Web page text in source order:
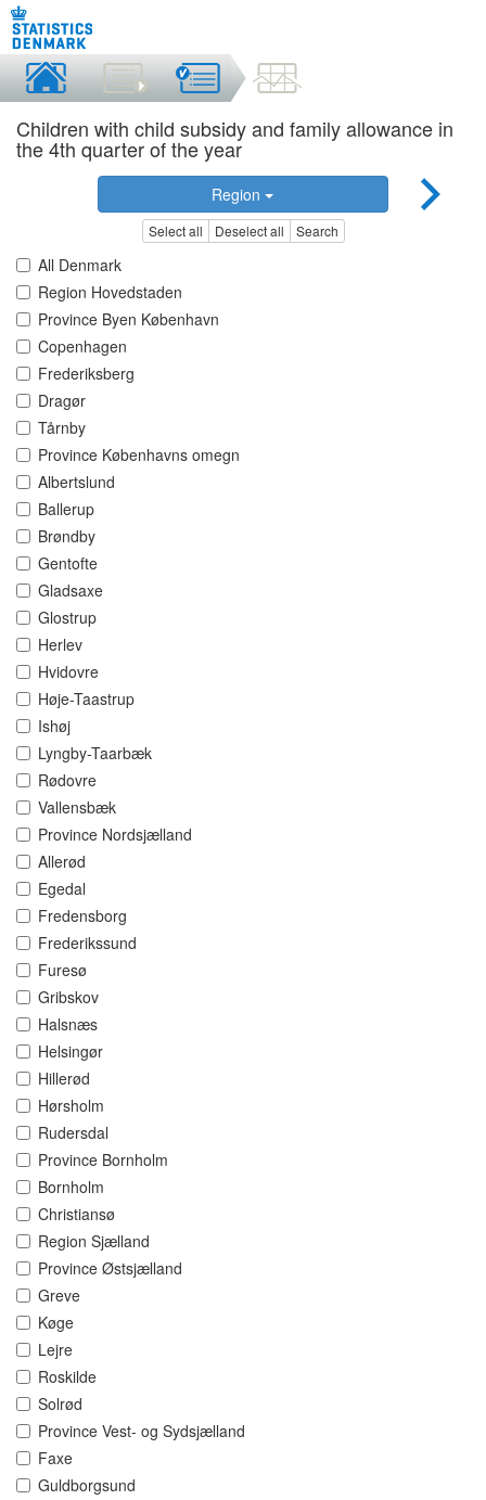
Children with child subsidy and family allowance in
the 4th quarter of the year
Region
Select all Deselect all Search
All Denmark
Region Hovedstaden
Province Byen København
Copenhagen
Frederiksberg
Dragør
Tårnby
Province Københavns omegn
Albertslund
Ballerup
Brøndby
Gentofte
Gladsaxe
Glostrup
Herlev
Hvidovre
Høje-Taastrup
Ishøj
Lyngby-Taarbæk
Rødovre
Vallensbæk
Province Nordsjælland
Allerød
Egedal
Fredensborg
Frederikssund
Furesø
Gribskov
Halsnæs
Helsingør
Hillerød
Hørsholm
Rudersdal
Province Bornholm
Bornholm
Christiansø
Region Sjælland
Province Østsjælland
Greve
Køge
Lejre
Roskilde
Solrød
Province Vest- og Sydsjælland
Faxe
Guldborgsund